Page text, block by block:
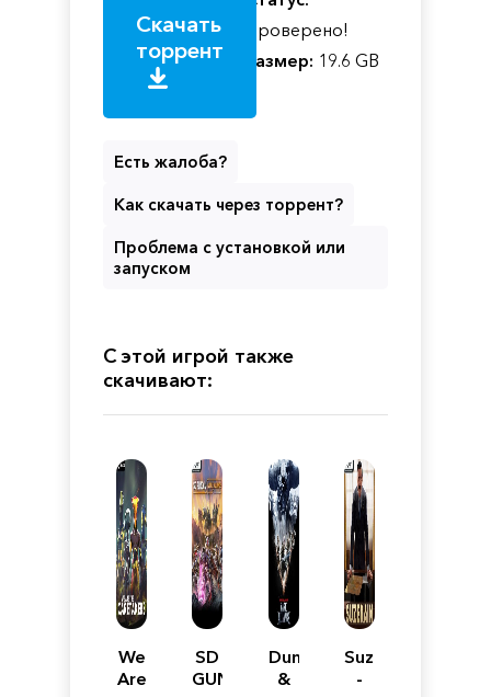
Скачать
торрент
Проверено!
Размер: 19.6 GB
Есть жалоба?
Как скачать через торрент?
Проблема с установкой или
запуском
С этой игрой также
скачивают:
We
Are
SD
GUNDAM
Dungeons
&
Suzerain
-